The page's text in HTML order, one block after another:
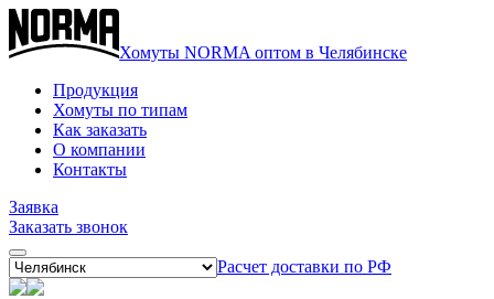
Хомуты NORMA оптом в Челябинске
Продукция
Хомуты по типам
Как заказать
О компании
Контакты
Заявка
Заказать звонок
Расчет доставки по РФ